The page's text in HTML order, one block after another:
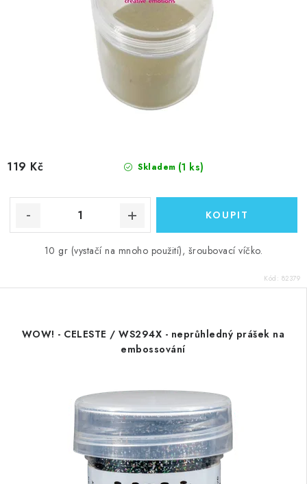
Skladem (1 ks)
119 Kč
10 gr (vystačí na mnoho použití), šroubovací víčko.
Kód: 82379
WOW! - CELESTE / WS294X - neprůhledný prášek na
embossování